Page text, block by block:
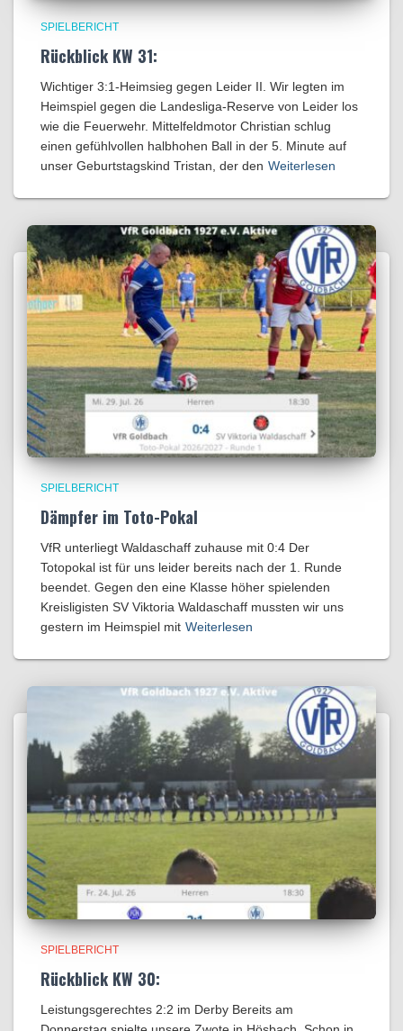
SPIELBERICHT
Rückblick KW 31:
Wichtiger 3:1-Heimsieg gegen Leider II. Wir legten im
Heimspiel gegen die Landesliga-Reserve von Leider los
wie die Feuerwehr. Mittelfeldmotor Christian schlug
einen gefühlvollen halbhohen Ball in der 5. Minute auf
unser Geburtstagskind Tristan, der den Weiterlesen
SPIELBERICHT
Dämpfer im Toto-Pokal
VfR unterliegt Waldaschaff zuhause mit 0:4​ Der
Totopokal ist für uns leider bereits nach der 1. Runde
beendet. Gegen den eine Klasse höher spielenden
Kreisligisten SV Viktoria Waldaschaff mussten wir uns
gestern im Heimspiel mit Weiterlesen
SPIELBERICHT
Rückblick KW 30:
Leistungsgerechtes 2:2 im Derby Bereits am